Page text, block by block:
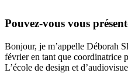
Pouvez-vous vous
Bonjour, je m’appelle Déborah
février en tant que coordinatrice
L’école de design et